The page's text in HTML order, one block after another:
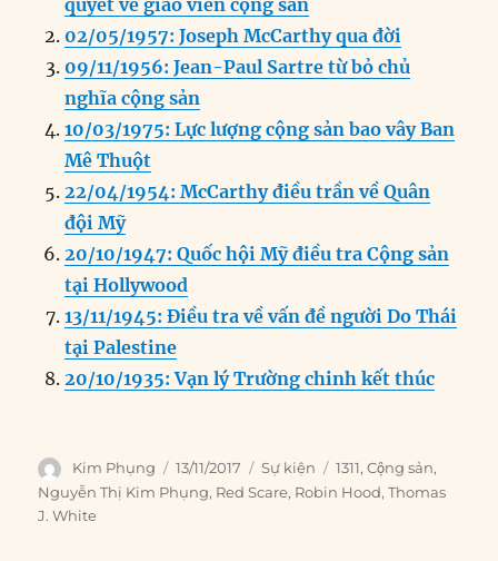
b
o
o
k
d
I
n
n
g
A
p
r
a
quyết về giáo viên cộng sản
02/05/1957: Joseph McCarthy qua đời
09/11/1956: Jean-Paul Sartre từ bỏ chủ
nghĩa cộng sản
10/03/1975: Lực lượng cộng sản bao vây Ban
Mê Thuột
22/04/1954: McCarthy điều trần về Quân
đội Mỹ
20/10/1947: Quốc hội Mỹ điều tra Cộng sản
tại Hollywood
13/11/1945: Điều tra về vấn đề người Do Thái
tại Palestine
20/10/1935: Vạn lý Trường chinh kết thúc
Author
Kim Phụng
Posted
on
13/11/2017 Categories
Sự kiện Tags
1311,Cộng sản,
Nguyễn Thị Kim Phụng, Red Scare, Robin Hood,Thomas
J. White